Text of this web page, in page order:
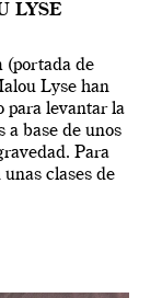
LYSE
(portada de
Lyse han
para levantar la
a base de unos
Para
clases de